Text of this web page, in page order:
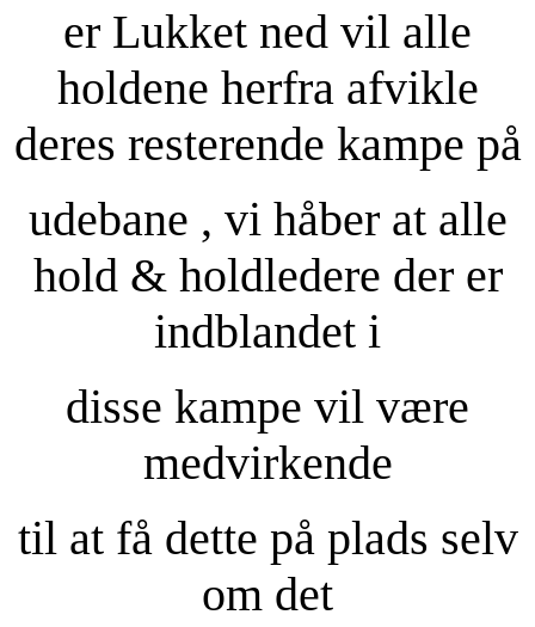
er Lukket ned vil alle
holdene herfra afvikle
deres resterende kampe på
udebane , vi håber at alle
hold & holdledere der er
indblandet i
disse kampe vil være
medvirkende
til at få dette på plads selv
om det